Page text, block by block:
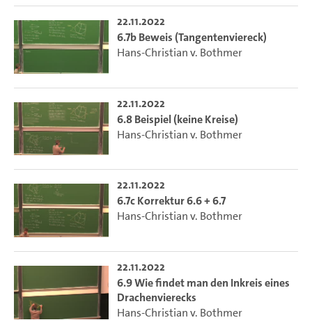
22.11.2022
6.7b Beweis (Tangentenviereck)
Hans-Christian v. Bothmer
22.11.2022
6.8 Beispiel (keine Kreise)
Hans-Christian v. Bothmer
22.11.2022
6.7c Korrektur 6.6 + 6.7
Hans-Christian v. Bothmer
22.11.2022
6.9 Wie findet man den Inkreis eines
Drachenvierecks
Hans-Christian v. Bothmer